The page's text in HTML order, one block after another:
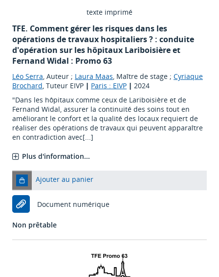
texte imprimé
TFE. Comment gérer les risques dans les
opérations de travaux hospitaliers ? : conduite
d'opération sur les hôpitaux Lariboisière et
Fernand Widal : Promo 63
Léo Serra, Auteur ; Laura Maas, Maître de stage ; Cyriaque
Brochard, Tuteur EIVP | Paris : EIVP | 2024
"Dans les hôpitaux comme ceux de Lariboisière et de
Fernand Widal, assurer la continuité des soins tout en
améliorant le confort et la qualité des locaux requiert de
réaliser des opérations de travaux qui peuvent apparaître
en contradiction avec[...]
Plus d'information...
Ajouter au panier
Document numérique
Non prêtable